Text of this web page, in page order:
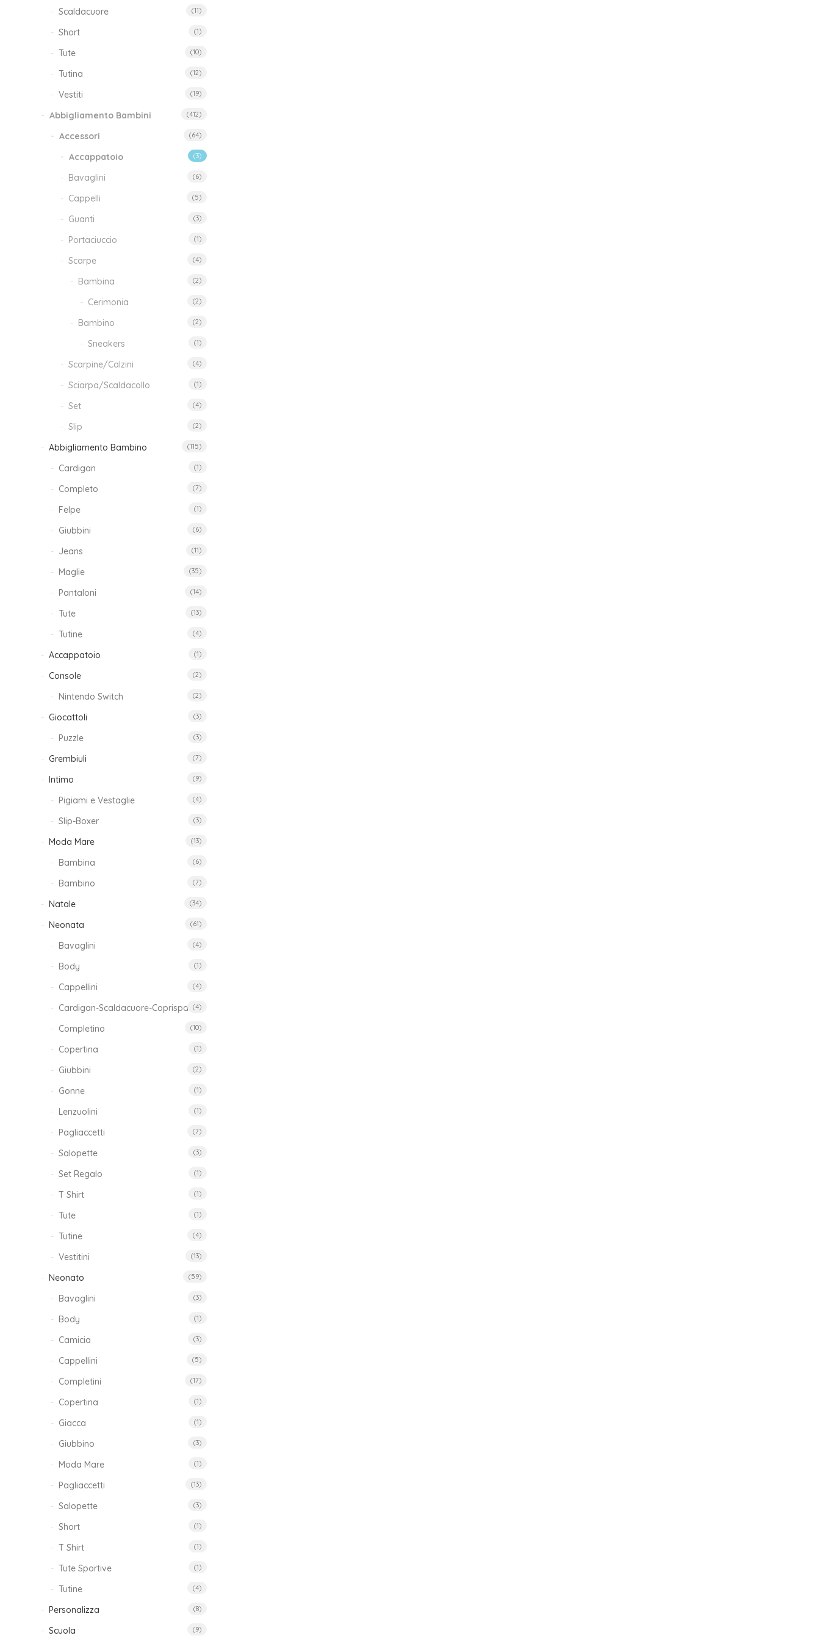
Scaldacuore (11)
Short (1)
Tute (10)
Tutina (12)
Vestiti (19)
Abbigliamento Bambini (412)
Accessori (64)
Accappatoio (3)
Bavaglini (6)
Cappelli (5)
Guanti (3)
Portaciuccio (1)
Scarpe (4)
Bambina (2)
Cerimonia (2)
Bambino (2)
Sneakers (1)
Scarpine/Calzini (4)
Sciarpa/Scaldacollo (1)
Set (4)
Slip (2)
Abbigliamento Bambino (115)
Cardigan (1)
Completo (7)
Felpe (1)
Giubbini (6)
Jeans (11)
Maglie (35)
Pantaloni (14)
Tute (13)
Tutine (4)
Accappatoio (1)
Console (2)
Nintendo Switch (2)
Giocattoli (3)
Puzzle (3)
Grembiuli (7)
Intimo (9)
Pigiami e Vestaglie (4)
Slip-Boxer (3)
Moda Mare (13)
Bambina (6)
Bambino (7)
Natale (34)
Neonata (61)
Bavaglini (4)
Body (1)
Cappellini (4)
Cardigan-Scaldacuore-Coprispalle(4)
Completino (10)
Copertina (1)
Giubbini (2)
Gonne (1)
Lenzuolini (1)
Pagliaccetti (7)
Salopette (3)
Set Regalo (1)
T Shirt (1)
Tute (1)
Tutine (4)
Vestitini (13)
Neonato (59)
Bavaglini (3)
Body (1)
Camicia (3)
Cappellini (5)
Completini (17)
Copertina (1)
Giacca (1)
Giubbino (3)
Moda Mare (1)
Pagliaccetti (13)
Salopette (3)
Short (1)
T Shirt (1)
Tute Sportive (1)
Tutine (4)
Personalizza (8)
Scuola (9)